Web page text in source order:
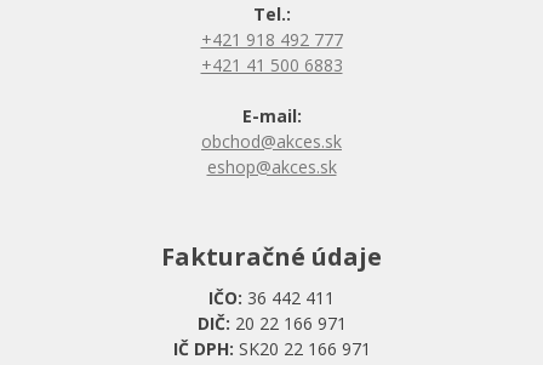
Tel.:
+421 918 492 777
+421 41 500 6883
E-mail:
obchod@akces.sk
eshop@akces.sk
Fakturačné údaje
IČO: 36 442 411
DIČ: 20 22 166 971
IČ DPH: SK20 22 166 971